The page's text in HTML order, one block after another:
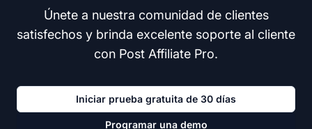
Únete a nuestra comunidad de clientes
satisfechos y brinda excelente soporte al cliente
con Post Affiliate Pro.
Iniciar prueba gratuita de 30 días
Programar una demo